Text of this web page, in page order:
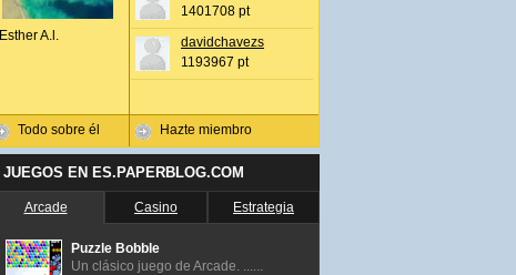
Esther A.l.
Todo sobre él
1401708 pt
davidchavezs
1193967 pt
Hazte miembro
JUEGOS EN ES.PAPERBLOG.COM
Arcade Casino Estrategia
Puzzle Bobble
Un clásico juego de Arcade. ......